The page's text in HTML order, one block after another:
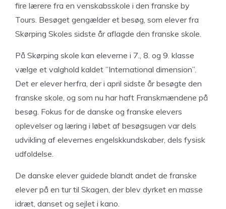
fire lærere fra en venskabsskole i den franske by
Tours. Besøget gengælder et besøg, som elever fra
Skørping Skoles sidste år aflagde den franske skole.
På Skørping skole kan eleverne i 7., 8. og 9. klasse
vælge et valghold kaldet ”International dimension”.
Det er elever herfra, der i april sidste år besøgte den
franske skole, og som nu har haft Franskmændene på
besøg. Fokus for de danske og franske elevers
oplevelser og læring i løbet af besøgsugen var dels
udvikling af elevernes engelskkundskaber, dels fysisk
udfoldelse.
De danske elever guidede blandt andet de franske
elever på en tur til Skagen, der blev dyrket en masse
idræt, danset og sejlet i kano.